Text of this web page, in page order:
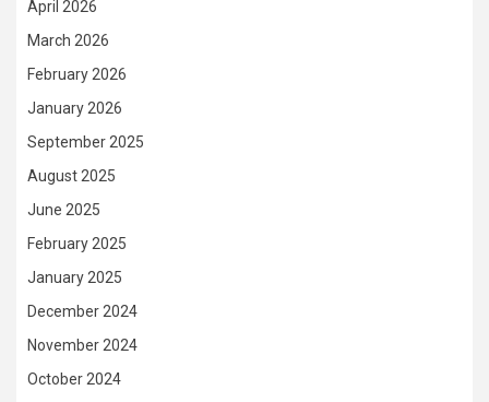
April 2026
March 2026
February 2026
January 2026
September 2025
August 2025
June 2025
February 2025
January 2025
December 2024
November 2024
October 2024